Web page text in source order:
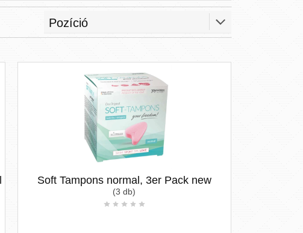
Soft Tampons normal, 3er Pack new
(3 db)